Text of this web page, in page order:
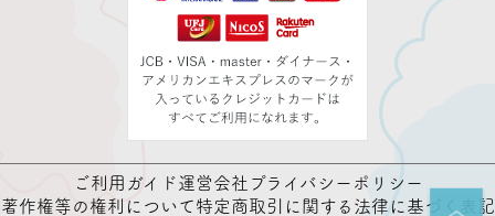
ご利用ガイド運営会社 プライバシーポリシー
著作権等の権利について特定商取引に関する法律に基づく表記